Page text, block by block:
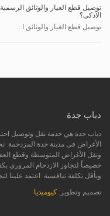
توصيل قطع الغيار والوثائق
الأذكى؟
توصيل قطع الغيار والوثائق ا...
دباب جدة
دباب جدة هي خدمة نقل وتوصيل
الأغراض في مدينة جدة المزدحمة.
ونقل الأغراض المتوسطة وقطع
خصيصاً لتجاوز الازدحام المروري
وبأقل تكلفة تنافسية. اعتمد علينا
تصميم وتطوير: كيوميديا